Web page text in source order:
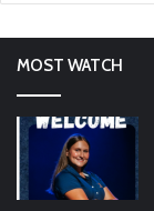
MOST WATCH